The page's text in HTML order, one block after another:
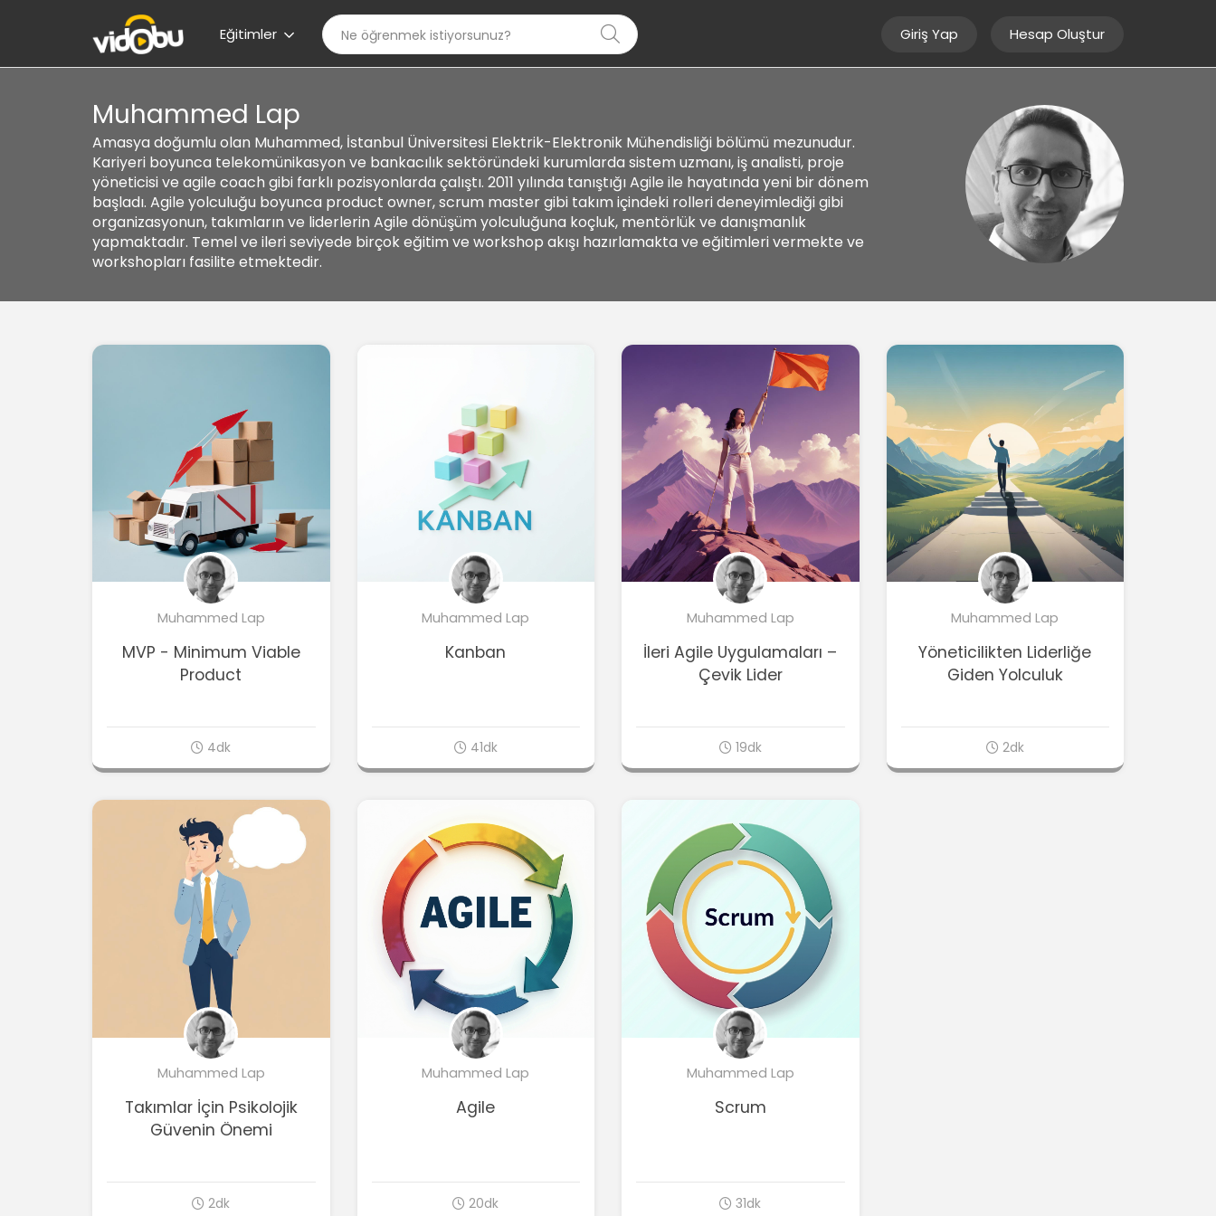
Eğitimler Giriş Yap Hesap Oluştur
Muhammed Lap
Amasya doğumlu olan Muhammed, İstanbul Üniversitesi Elektrik-Elektronik Mühendisliği bölümü mezunudur.
Kariyeri boyunca telekomünikasyon ve bankacılık sektöründeki kurumlarda sistem uzmanı, iş analisti, proje
yöneticisi ve agile coach gibi farklı pozisyonlarda çalıştı. 2011 yılında tanıştığı Agile ile hayatında yeni bir dönem
başladı. Agile yolculuğu boyunca product owner, scrum master gibi takım içindeki rolleri deneyimlediği gibi
organizasyonun, takımların ve liderlerin Agile dönüşüm yolculuğuna koçluk, mentörlük ve danışmanlık
yapmaktadır. Temel ve ileri seviyede birçok eğitim ve workshop akışı hazırlamakta ve eğitimleri vermekte ve
workshopları fasilite etmektedir.
Muhammed Lap
MVP - Minimum Viable
Product
4dk
Muhammed Lap
Kanban
41dk
Muhammed Lap
İleri Agile Uygulamaları –
Çevik Lider
19dk
Muhammed Lap
Yöneticilikten Liderliğe
Giden Yolculuk
2dk
Muhammed Lap
Takımlar İçin Psikolojik
Güvenin Önemi
2dk
Muhammed Lap
Agile
20dk
Muhammed Lap
Scrum
31dk